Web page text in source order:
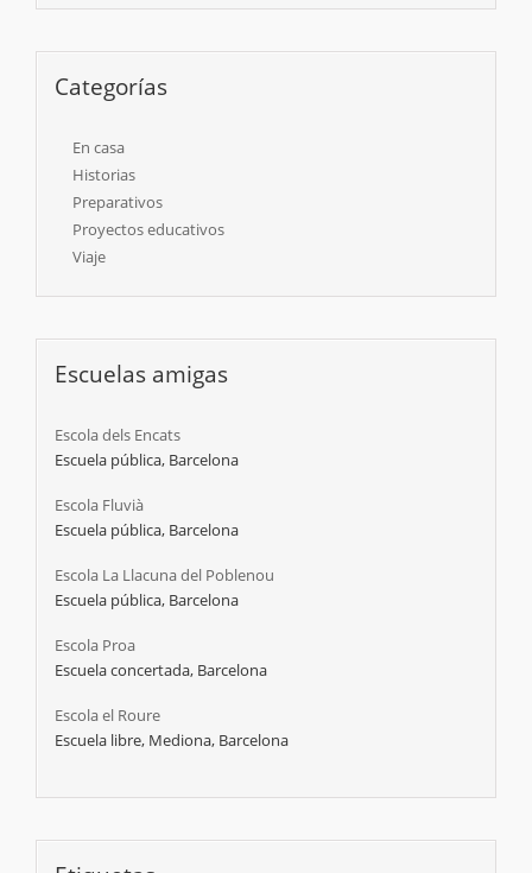
Categorías
En casa
Historias
Preparativos
Proyectos educativos
Viaje
Escuelas amigas
Escola dels Encats
Escuela pública, Barcelona
Escola Fluvià
Escuela pública, Barcelona
Escola La Llacuna del Poblenou
Escuela pública, Barcelona
Escola Proa
Escuela concertada, Barcelona
Escola el Roure
Escuela libre, Mediona, Barcelona